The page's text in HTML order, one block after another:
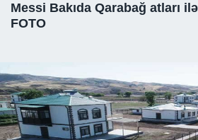
Messi Bakıda Qarabağ atları
FOTO